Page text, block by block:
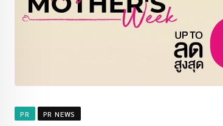
PR PR NEWS